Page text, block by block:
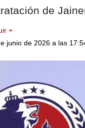
de
+
junio de 2026 a las